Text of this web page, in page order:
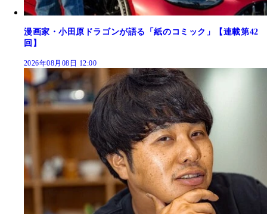
漫画家・小田原ドラゴンが語る「紙のコミック」【連載第42
回】
2026年08月08日 12:00